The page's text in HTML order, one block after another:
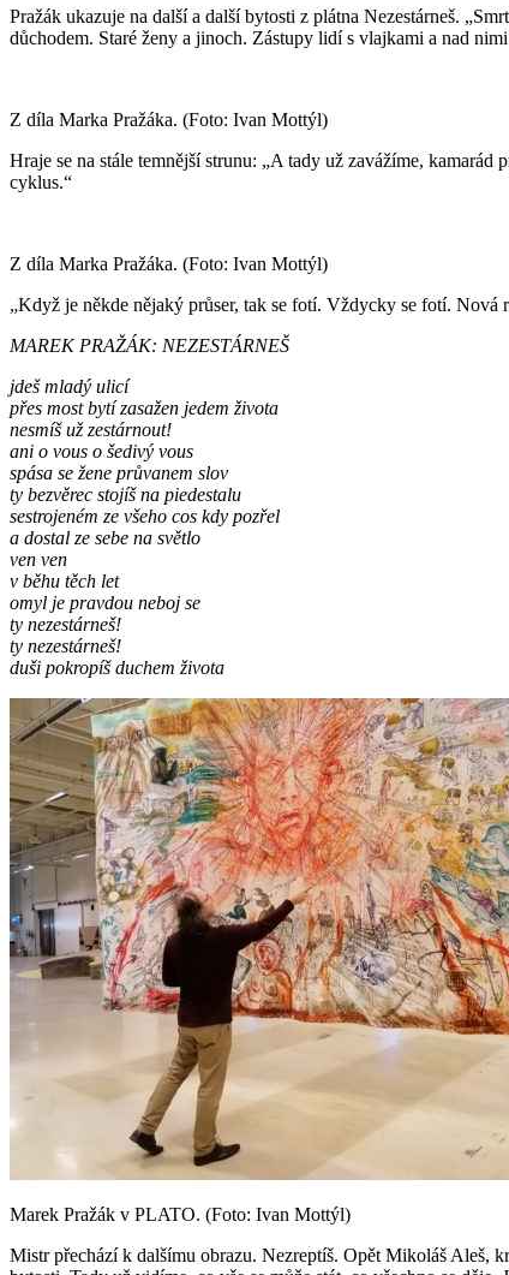
Pražák ukazuje na další a další bytosti z plátna Nezestárneš.
důchodem. Staré ženy a jinoch. Zástupy lidí s vlajkami a nad
Z díla Marka Pražáka. (Foto: Ivan Mottýl)
Hraje se na stále temnější strunu: „A tady už zavážíme,
cyklus.“
Z díla Marka Pražáka. (Foto: Ivan Mottýl)
„Když je někde nějaký průser, tak se fotí. Vždycky se fotí. Nová
MAREK PRAŽÁK: NEZESTÁRNEŠ
jdeš mladý ulicí
přes most bytí zasažen jedem života
nesmíš už zestárnout!
ani o vous o šedivý vous
spása se žene průvanem slov
ty bezvěrec stojíš na piedestalu
sestrojeném ze všeho cos kdy pozřel
a dostal ze sebe na světlo
ven ven
v běhu těch let
omyl je pravdou neboj se
ty nezestárneš!
ty nezestárneš!
duši pokropíš duchem života
Marek Pražák v PLATO. (Foto: Ivan Mottýl)
Mistr přechází k dalšímu obrazu. Nezreptíš. Opět Mikoláš Aleš,